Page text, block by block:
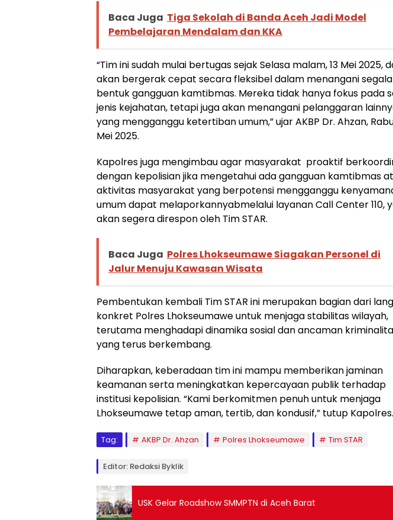
Baca Juga Tiga Sekolah di Banda Aceh Jadi Model
Pembelajaran Mendalam dan KKA
“Tim ini sudah mulai bertugas sejak Selasa malam, 13 Mei 2025,
akan bergerak cepat secara fleksibel dalam menangani segala
bentuk gangguan kamtibmas. Mereka tidak hanya fokus pada
jenis kejahatan, tetapi juga akan menangani pelanggaran
yang mengganggu ketertiban umum,” ujar AKBP Dr. Ahzan,
Mei 2025.
Kapolres juga mengimbau agar masyarakat proaktif
dengan kepolisian jika mengetahui ada gangguan kamtibmas
aktivitas masyarakat yang berpotensi mengganggu
umum dapat melaporkannyabmelalui layanan Call Center 110,
akan segera direspon oleh Tim STAR.
Baca Juga Polres Lhokseumawe Siagakan Personel di
Jalur Menuju Kawasan Wisata
Pembentukan kembali Tim STAR ini merupakan bagian dari
konkret Polres Lhokseumawe untuk menjaga stabilitas wilayah,
terutama menghadapi dinamika sosial dan ancaman
yang terus berkembang.
Diharapkan, keberadaan tim ini mampu memberikan jaminan
keamanan serta meningkatkan kepercayaan publik terhadap
institusi kepolisian. “Kami berkomitmen penuh untuk menjaga
Lhokseumawe tetap aman, tertib, dan kondusif,” tutup Kapolres.
Tag: AKBP Dr. Ahzan Polres Lhokseumawe Tim STAR
Editor: Redaksi Byklik
USK Gelar Roadshow SMMPTN di Aceh Barat